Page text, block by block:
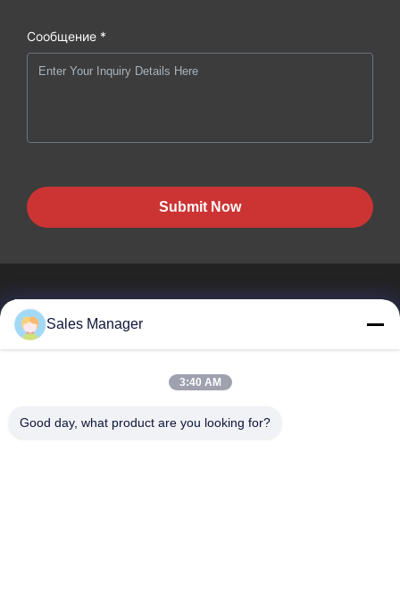
Сообщение *
Submit Now
Вы не только покупаете сталь, Вы но и покупаете любовь,
Быстрые Ссылки
Sales Manager
3:40 AM
Good day, what product are you looking for?